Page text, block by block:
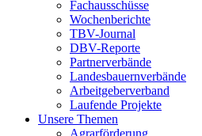
Fachausschüsse
Wochenberichte
TBV-Journal
DBV-Reporte
Partnerverbände
Landesbauernverbände
Arbeitgeberverband
Laufende Projekte
Unsere Themen
Agrarförderung